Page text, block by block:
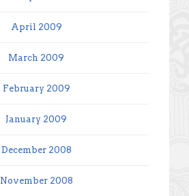
April 2009
March 2009
February 2009
January 2009
December 2008
November 2008